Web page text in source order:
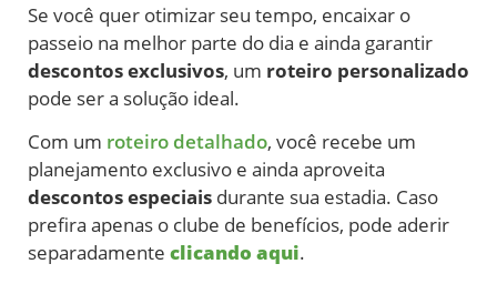
Se você quer otimizar seu tempo, encaixar o
passeio na melhor parte do dia e ainda garantir
descontos exclusivos, um roteiro personalizado
pode ser a solução ideal.
Com um roteiro detalhado, você recebe um
planejamento exclusivo e ainda aproveita
descontos especiais durante sua estadia. Caso
prefira apenas o clube de benefícios, pode aderir
separadamente clicando aqui.